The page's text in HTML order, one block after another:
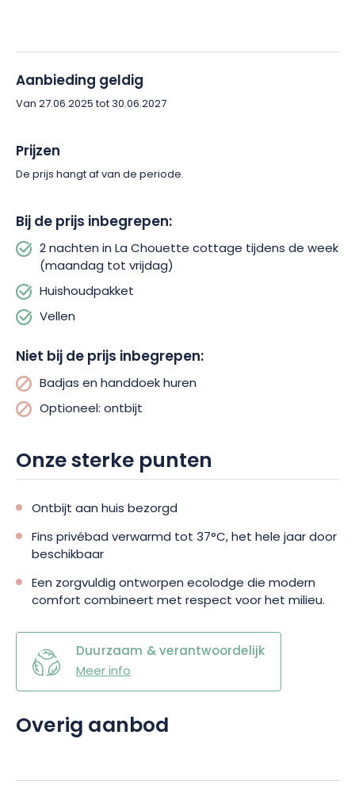
een moment van natuur en welzijn helemaal voor jezelf!
Aanbieding geldig
Van 27.06.2025 tot 30.06.2027
Prijzen
De prijs hangt af van de periode.
Bij de prijs inbegrepen:
2 nachten in La Chouette cottage tijdens de week
(maandag tot vrijdag)
Huishoudpakket
Vellen
Niet bij de prijs inbegrepen:
Badjas en handdoek huren
Optioneel: ontbijt
Onze sterke punten
Ontbijt aan huis bezorgd
Fins privébad verwarmd tot 37°C, het hele jaar door
beschikbaar
Een zorgvuldig ontworpen ecolodge die modern
comfort combineert met respect voor het milieu.
Duurzaam & verantwoordelijk
Meer info
Overig aanbod